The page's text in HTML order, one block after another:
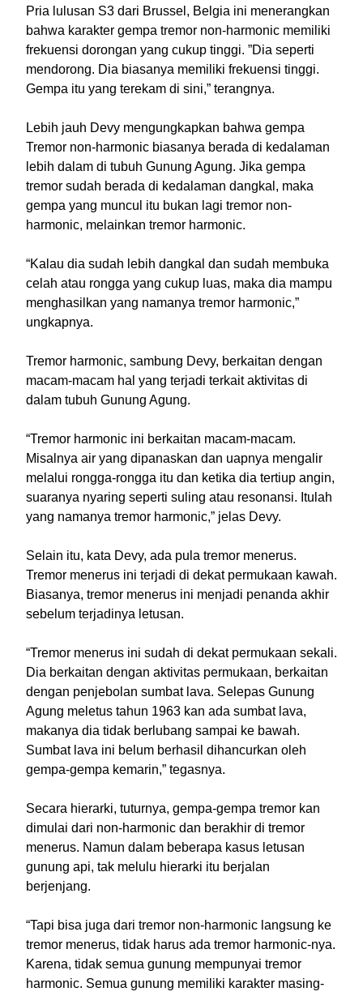
Pria lulusan S3 dari Brussel, Belgia ini menerangkan
bahwa karakter gempa tremor non-harmonic memiliki
frekuensi dorongan yang cukup tinggi. ‎”Dia seperti
mendorong. Dia biasanya memiliki frekuensi tinggi.
Gempa itu yang terekam di sini,” terangnya.
Lebih jauh Devy mengungkapkan bahwa gempa
Tremor non-harmonic biasanya berada di kedalaman
lebih dalam di tubuh Gunung Agung. Jika gempa
tremor sudah berada di kedalaman ‎dangkal, maka
gempa yang muncul itu bukan lagi tremor non-
harmonic, melainkan tremor harmonic.
“Kalau dia sudah lebih dangkal dan sudah membuka
celah atau rongga yang cukup luas, maka dia mampu
menghasilkan yang namanya tremor harmonic,”
ungkapnya.
Tremor harmonic, sambung Devy, berkaitan dengan
macam-macam hal yang terjadi terkait aktivitas di
dalam tubuh Gunung Agung.
“Tremor harmonic ini berkaitan macam-macam.
Misalnya air yang dipanaskan dan uapnya mengalir
melalui rongga-rongga itu dan ketika dia tertiup angin,
suaranya nyaring seperti suling atau resonansi. Itulah
yang namanya tremor harmonic,” jelas Devy.
Selain itu, kata Devy, ada pula tremor menerus.
Tremor menerus ini terjadi di dekat permukaan kawah.
Biasanya, tremor menerus ini menjadi penanda akhir
sebelum terjadinya letusan.‎
“Tremor menerus ini sudah di dekat permukaan sekali.
Dia berkaitan dengan aktivitas permukaan, berkaitan
dengan penjebolan sumbat lava. Selepas Gunung
Agung meletus tahun 1963 kan ada sumbat lava,
makanya dia tidak berlubang sampai ke bawah.
Sumbat lava ini belum berhasil dihancurkan oleh
gempa-gempa kemarin,” tegasnya.
Secara hierarki, tuturnya, gempa-gempa tremor kan
dimulai dari non-harmonic dan berakhir di tremor
menerus. Namun dalam beberapa kasus letusan
gunung api, tak melulu hierarki itu berjalan
berjenjang.
“Tapi bisa juga dari tremor non-harmonic langsung ke
tremor menerus, tidak harus ada tremor harmonic-nya.
Karena, tidak semua gunung mempunyai tremor
harmonic. Semua gunung memiliki karakter masing-